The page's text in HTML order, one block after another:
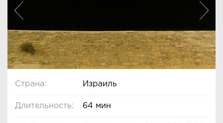
Страна: Израиль
Длительность: 64 мин